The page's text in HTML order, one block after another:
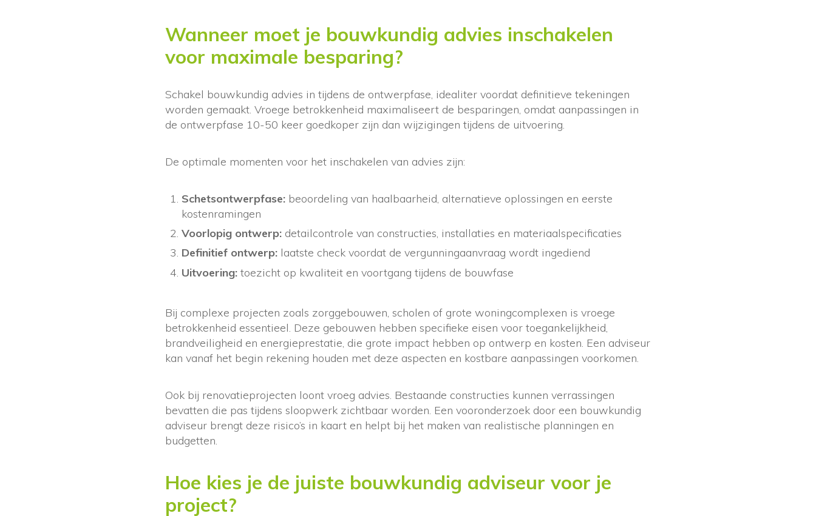
Wanneer moet je bouwkundig advies inschakelen
voor maximale besparing?
Schakel bouwkundig advies in tijdens de ontwerpfase, idealiter voordat definitieve tekeningen
worden gemaakt. Vroege betrokkenheid maximaliseert de besparingen, omdat aanpassingen in
de ontwerpfase 10-50 keer goedkoper zijn dan wijzigingen tijdens de uitvoering.
De optimale momenten voor het inschakelen van advies zijn:
Schetsontwerpfase: beoordeling van haalbaarheid, alternatieve oplossingen en eerste
kostenramingen
Voorlopig ontwerp: detailcontrole van constructies, installaties en materiaalspecificaties
Definitief ontwerp: laatste check voordat de vergunningaanvraag wordt ingediend
Uitvoering: toezicht op kwaliteit en voortgang tijdens de bouwfase
Bij complexe projecten zoals zorggebouwen, scholen of grote woningcomplexen is vroege
betrokkenheid essentieel. Deze gebouwen hebben specifieke eisen voor toegankelijkheid,
brandveiligheid en energieprestatie, die grote impact hebben op ontwerp en kosten. Een adviseur
kan vanaf het begin rekening houden met deze aspecten en kostbare aanpassingen voorkomen.
Ook bij renovatieprojecten loont vroeg advies. Bestaande constructies kunnen verrassingen
bevatten die pas tijdens sloopwerk zichtbaar worden. Een vooronderzoek door een bouwkundig
adviseur brengt deze risico’s in kaart en helpt bij het maken van realistische planningen en
budgetten.
Hoe kies je de juiste bouwkundig adviseur voor je
project?